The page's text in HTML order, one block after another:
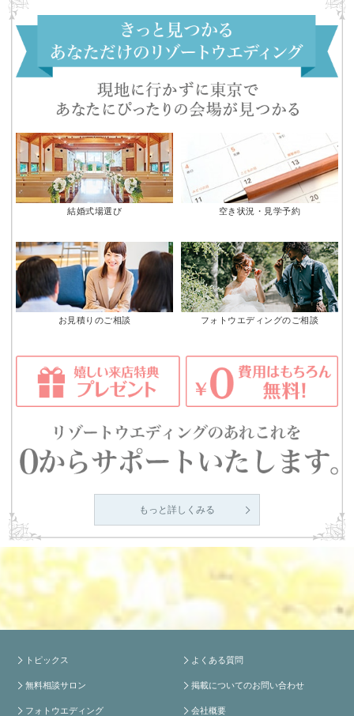
結婚式場選び 空き状況・見学予約
お見積りのご相談 フォトウエディングのご相談
もっと詳しくみる
トピックス
無料相談サロン
フォトウエディング
よくある質問
掲載についてのお問い合わせ
会社概要